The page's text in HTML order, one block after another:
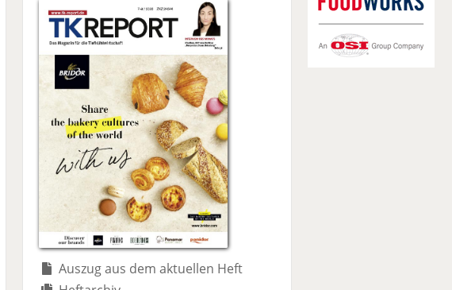
Auszug aus dem aktuellen Heft